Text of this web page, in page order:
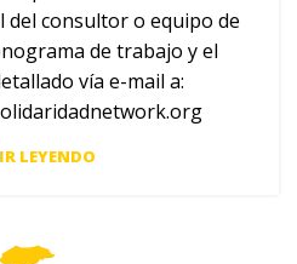
consultor o equipo de
de trabajo y el
vía e-mail a:
LEYENDO